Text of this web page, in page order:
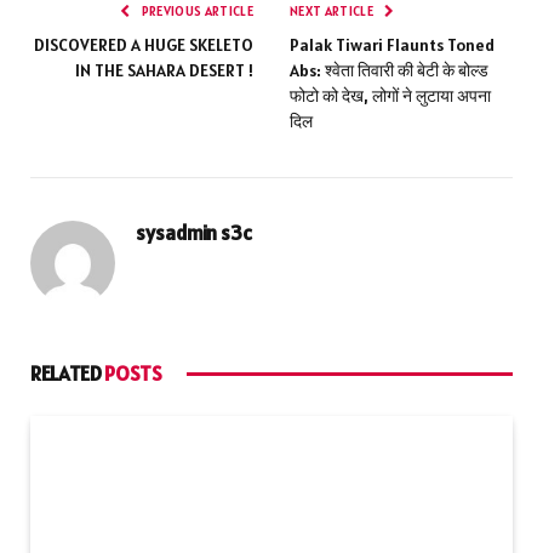
PREVIOUS ARTICLE
DISCOVERED A HUGE SKELETO
IN THE SAHARA DESERT !
NEXT ARTICLE
Palak Tiwari Flaunts Toned
Abs: श्वेता तिवारी की बेटी के बोल्ड
फोटो को देख, लोगों ने लुटाया अपना
दिल
sysadmin s3c
RELATEDPOSTS